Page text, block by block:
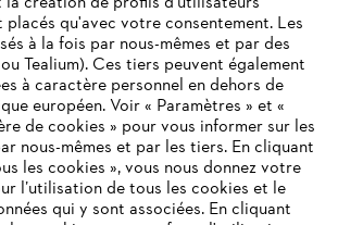
INTERNET
placés qu'avec votre consentement. Les
à la fois par nous-mêmes et par des
Tealium). Ces tiers peuvent également
à caractère personnel en dehors de
européen. Voir « Paramètres » et «
de cookies » pour vous informer sur les
nous-mêmes et par les tiers. En cliquant
les cookies », vous nous donnez votre
l’utilisation de tous les cookies et le
qui y sont associées. En cliquant